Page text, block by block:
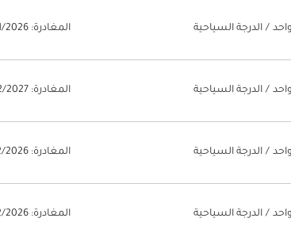
/ الدرجة السياحية المغادرة: 24/11/2026
/ الدرجة السياحية المغادرة: 13/02/2027
/ الدرجة السياحية المغادرة: 15/12/2026
/ الدرجة السياحية المغادرة: 12/12/2026